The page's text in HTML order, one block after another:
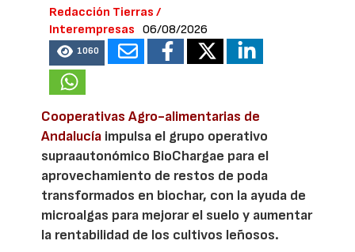
Redacción Tierras /
Interempresas
06/08/2026
1060
Cooperativas Agro-alimentarias de
Andalucía impulsa el grupo operativo
supraautonómico BioChargae para el
aprovechamiento de restos de poda
transformados en biochar, con la ayuda de
microalgas para mejorar el suelo y aumentar
la rentabilidad de los cultivos leñosos.